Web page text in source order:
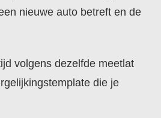
nieuwe auto betreft en de
volgens dezelfde meetlat
die je